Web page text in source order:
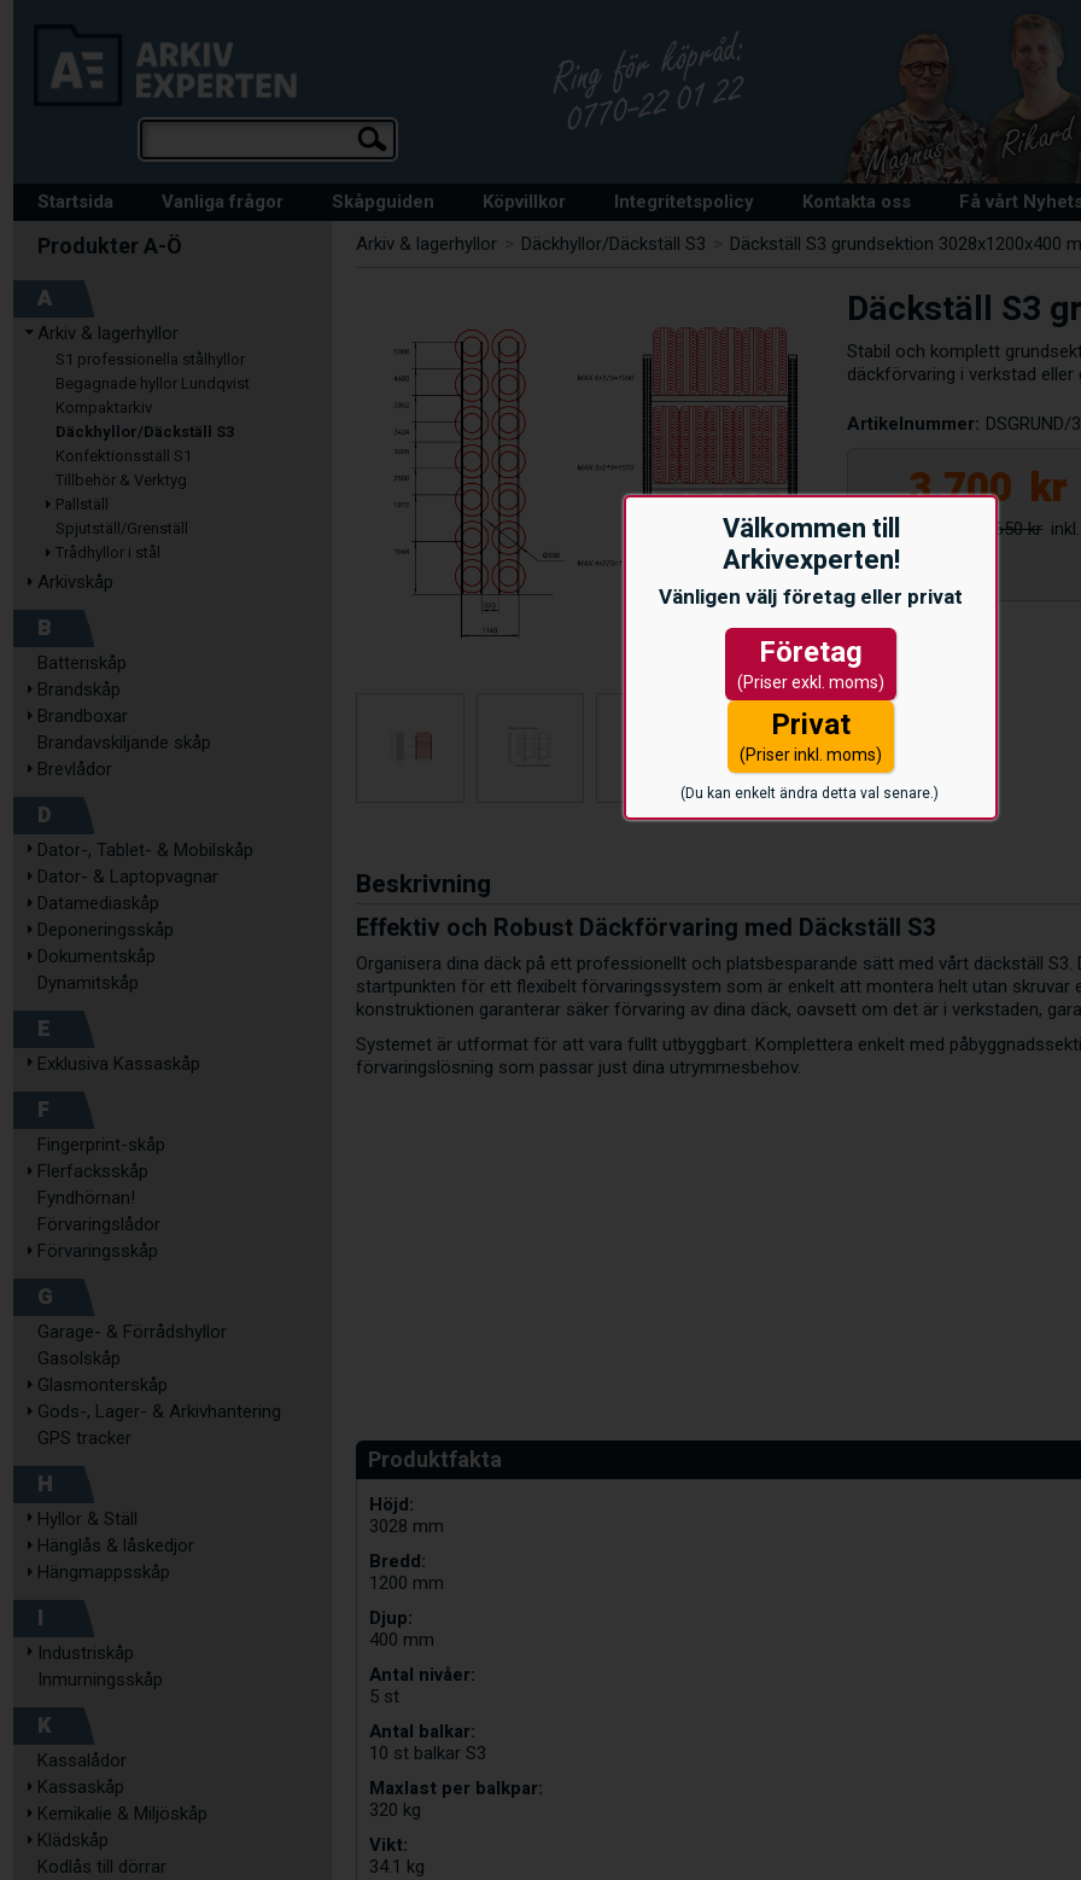
Välkommen till
Arkivexperten!
Vänligen välj företag eller privat
Företag
(Priser exkl. moms)
Privat
(Priser inkl. moms)
(Du kan enkelt ändra detta val senare.)
Startsida Vanliga frågor Skåpguiden Köpvillkor Integritetspolicy Kontakta oss Få vårt
A
Arkiv & lagerhyllor
S1 professionella stålhyllor
Begagnade hyllor Lundqvist
Kompaktarkiv
Däckhyllor/Däckställ S3
Konfektionsställ S1
Tillbehör & Verktyg
Pallställ
Spjutställ/Grenställ
Trådhyllor i stål
Arkivskåp
B
Batteriskåp
Brandskåp
Brandboxar
Brandavskiljande skåp
Brevlådor
D
Dator-, Tablet- & Mobilskåp
Dator- & Laptopvagnar
Datamediaskåp
Deponeringsskåp
Dokumentskåp
Dynamitskåp
E
Exklusiva Kassaskåp
F
Fingerprint-skåp
Flerfacksskåp
Fyndhörnan!
Förvaringslådor
Förvaringsskåp
G
Garage- & Förrådshyllor
Gasolskåp
Glasmonterskåp
Gods-, Lager- & Arkivhantering
GPS tracker
H
Hyllor & Ställ
Hänglås & låskedjor
Hängmappsskåp
I
Industriskåp
Inmurningsskåp
K
Kassalådor
Kassaskåp
Kemikalie & Miljöskåp
Klädskåp
Kodlås till dörrar
Arkiv & lagerhyllor Däckhyllor/Däckställ S3 Däckställ S3 grundsektion 3028x1200x400
Däckställ S3
Stabil och komplett
däckförvaring i verkstad
Artikelnummer: DSGRUND/
3.700 kr
4.650 kr
Beskrivning
Effektiv och Robust Däckförvaring med Däckställ S3
Organisera dina däck på ett professionellt och platsbesparande sätt med vårt däckställ
startpunkten för ett flexibelt förvaringssystem som är enkelt att montera helt utan skruvar
konstruktionen garanterar säker förvaring av dina däck, oavsett om det är i verkstaden,
Systemet är utformat för att vara fullt utbyggbart. Komplettera enkelt med
förvaringslösning som passar just dina utrymmesbehov.
Höjd:
3028 mm
Bredd:
1200 mm
Djup:
400 mm
Antal nivåer:
5 st
Antal balkar:
10 st balkar S3
Maxlast per balkpar:
320 kg
Vikt:
34.1 kg